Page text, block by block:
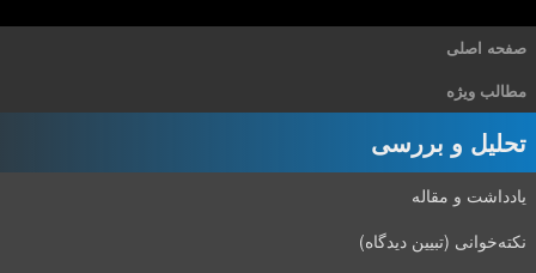
صفحه اصلی
مطالب ویژه
تحلیل و بررسی
یادداشت و مقاله
نکته‌خوانی (تبیین دیدگاه)